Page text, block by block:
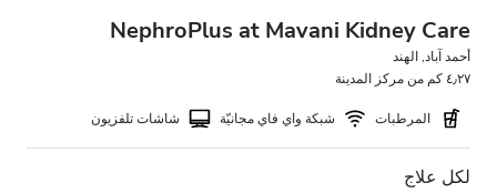
NephroPlus at Mavani Kidney Care
أحمد آباد, الهند
٤٫٢٧ كم من مركز المدينة
المرطبات شبكة واي فاي مجانيّة شاشات تلفزيون
لكل علاج